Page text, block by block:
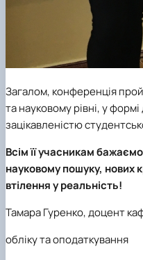
Загалом, конференція
та науковому рівні, у
зацікавленістю
Всім її учасникам
науковому пошуку, нових
втілення у реальність!
Тамара Гуренко, доцент
обліку та оподаткування